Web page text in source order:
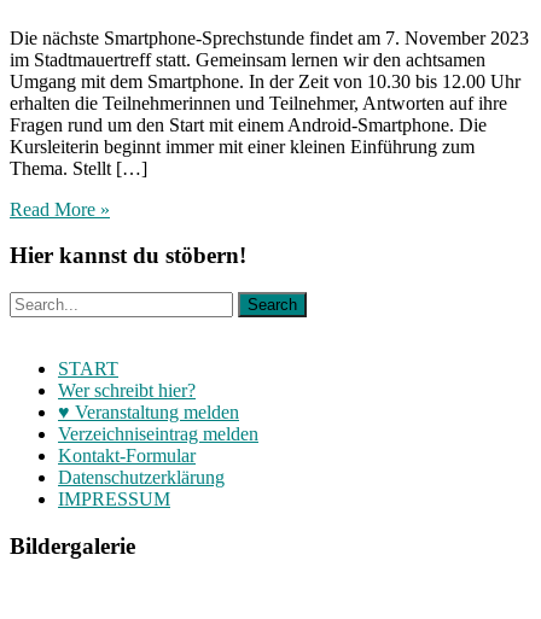
Die nächste Smartphone-Sprechstunde findet am 7. November 2023
im Stadtmauertreff statt. Gemeinsam lernen wir den achtsamen
Umgang mit dem Smartphone. In der Zeit von 10.30 bis 12.00 Uhr
erhalten die Teilnehmerinnen und Teilnehmer, Antworten auf ihre
Fragen rund um den Start mit einem Android-Smartphone. Die
Kursleiterin beginnt immer mit einer kleinen Einführung zum
Thema. Stellt […]
Read More »
Hier kannst du stöbern!
START
Wer schreibt hier?
♥ Veranstaltung melden
Verzeichniseintrag melden
Kontakt-Formular
Datenschutzerklärung
IMPRESSUM
Bildergalerie